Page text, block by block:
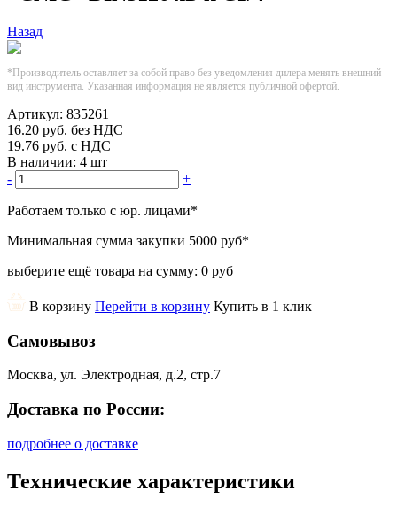
Назад
*Производитель оставляет за собой право без уведомления дилера менять внешний
вид инструмента. Указанная информация не является публичной офертой.
Артикул: 835261
16.20 руб. без НДС
19.76 руб. с НДС
В наличии: 4 шт
-
+
Работаем только с юр. лицами*
Минимальная сумма закупки 5000 руб*
выберите ещё товара на сумму: 0 руб
В корзину Перейти в корзину Купить в 1 клик
Самовывоз
Москва, ул. Электродная, д.2, стр.7
Доставка по России:
подробнее о доставке
Технические характеристики